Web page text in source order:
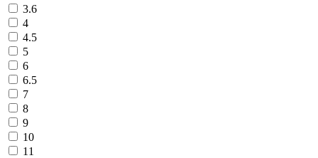
3.6
4
4.5
5
6
6.5
7
8
9
10
11